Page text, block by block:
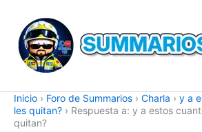
contenido
Inicio › Foro de Summarios › Charla › y a
les quitan? › Respuesta a: y a estos
quitan?